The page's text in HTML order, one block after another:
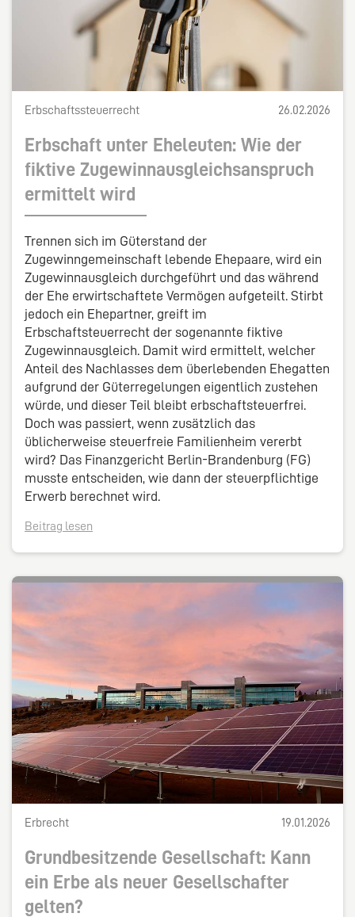
Erbschaftssteuerrecht 26.02.2026
Erbschaft unter Eheleuten: Wie der
fiktive Zugewinnausgleichsanspruch
ermittelt wird
Trennen sich im Güterstand der
Zugewinngemeinschaft lebende Ehepaare, wird ein
Zugewinnausgleich durchgeführt und das während
der Ehe erwirtschaftete Vermögen aufgeteilt. Stirbt
jedoch ein Ehepartner, greift im
Erbschaftsteuerrecht der sogenannte fiktive
Zugewinnausgleich. Damit wird ermittelt, welcher
Anteil des Nachlasses dem überlebenden Ehegatten
aufgrund der Güterregelungen eigentlich zustehen
würde, und dieser Teil bleibt erbschaftsteuerfrei.
Doch was passiert, wenn zusätzlich das
üblicherweise steuerfreie Familienheim vererbt
wird? Das Finanzgericht Berlin-Brandenburg (FG)
musste entscheiden, wie dann der steuerpflichtige
Erwerb berechnet wird.
Beitrag lesen
Erbrecht 19.01.2026
Grundbesitzende Gesellschaft: Kann
ein Erbe als neuer Gesellschafter
gelten?